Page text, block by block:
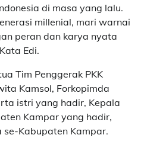
di masa yang lalu.
millenial, mari warnai
peran dan karya nyata
Edi.
Tim Penggerak PKK
Kamsol, Forkopimda
istri yang hadir, Kepala
Kampar yang hadir,
Kabupaten Kampar.